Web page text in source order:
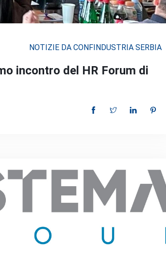
NOTIZIE DA CONFINDUSTRIA SERBIA
incontro del HR Forum di